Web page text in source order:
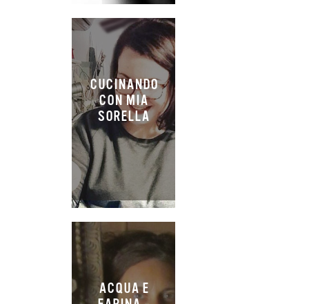
CUCINANDO
CON MIA
SORELLA
ACQUA E